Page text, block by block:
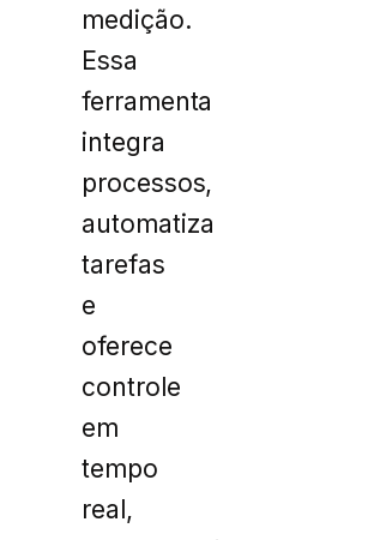
medição.
Essa
ferramenta
integra
processos,
automatiza
tarefas
e
oferece
controle
em
tempo
real,